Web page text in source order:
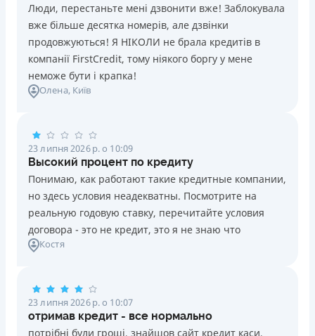
Люди, перестаньте мені дзвонити вже! Заблокувала
вже більше десятка номерів, але дзвінки
продовжуються! Я НІКОЛИ не брала кредитів в
компанії FirstCredit, тому ніякого боргу у мене
неможе бути і крапка!
Олена, Київ
23 липня 2026 р. о 10:09
Высокий процент по кредиту
Понимаю, как работают такие кредитные компании,
но здесь условия неадекватны. Посмотрите на
реальную годовую ставку, перечитайте условия
договора - это не кредит, это я не знаю что
Костя
23 липня 2026 р. о 10:07
отримав кредит - все нормально
потрібні були гроші, знайшов сайт кредит каси,